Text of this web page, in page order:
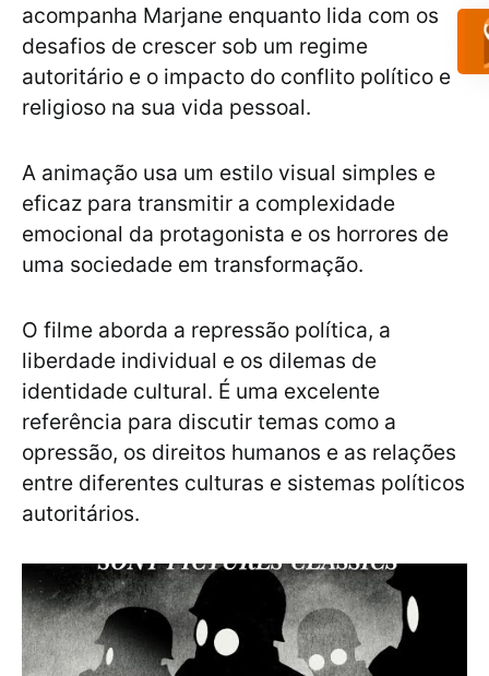
acompanha Marjane enquanto lida com os
desafios de crescer sob um regime
autoritário e o impacto do conflito político e
religioso na sua vida pessoal.
A animação usa um estilo visual simples e
eficaz para transmitir a complexidade
emocional da protagonista e os horrores de
uma sociedade em transformação.
O filme aborda a repressão política, a
liberdade individual e os dilemas de
identidade cultural. É uma excelente
referência para discutir temas como a
opressão, os direitos humanos e as relações
entre diferentes culturas e sistemas políticos
autoritários.